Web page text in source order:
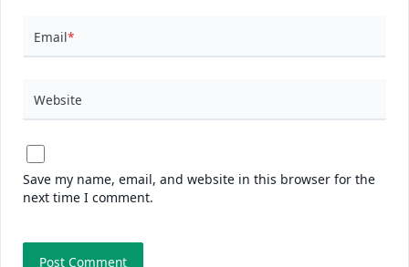
Email*
Website
Save my name, email, and website in this browser for the
next time I comment.